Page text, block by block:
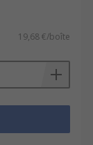
19,68 €/boîte